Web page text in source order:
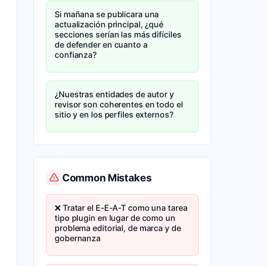
Si mañana se publicara una
actualización principal, ¿qué
secciones serían las más difíciles
de defender en cuanto a
confianza?
¿Nuestras entidades de autor y
revisor son coherentes en todo el
sitio y en los perfiles externos?
Common Mistakes
❌ Tratar el E-E-A-T como una tarea
tipo plugin en lugar de como un
problema editorial, de marca y de
gobernanza